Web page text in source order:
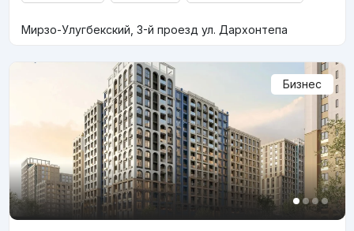
Мирзо-Улугбекский, 3-й проезд ул. Дархонтепа
Бизнес